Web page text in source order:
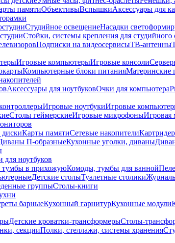
памятиОбъективыВспышкиАксессуары для
Студийное освещениеНасадки
Стойки, системы крепления для студийного
Подписки на видеосервисыТВ-антенны
Игровые компьютерыИгровые консоли
Компьютерные блоки питанияМатеринские
Аксессуары для ноутбуковОчки для компьютера
Игровые ноутбукиИгровые
Столы геймерскиеИгровые микрофоныИгровая
Карты памятиСетевые накопители
П-образныеКухонные уголки, диваны
для ноутбуков
в прихожуюКомоды, тумбы для ванной
Детские столыТуалетные столики
группыСтолы-книги
барныеКухонный гарнитурКухонные модули
Детские кроватки-трансформерыСтолы-
секцииПолки, стеллажи, системы хранения